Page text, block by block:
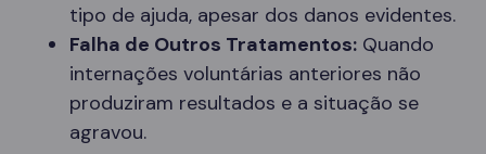
tipo de ajuda, apesar dos danos evidentes.
Falha de Outros Tratamentos: Quando
internações voluntárias anteriores não
produziram resultados e a situação se
agravou.